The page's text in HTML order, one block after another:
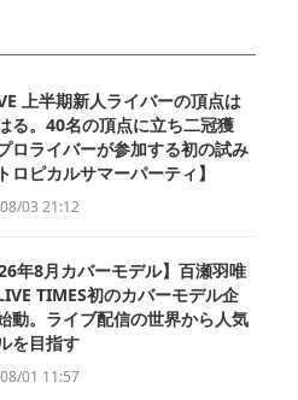
上半期新人ライバーの頂点は
る。40名の頂点に立ち二冠獲
ロライバーが参加する初の試み
ロピカルサマーパーティ】
03 21:12
年8月カバーモデル】百瀬羽唯
TIMES初のカバーモデル企
動。ライブ配信の世界から人気
を目指す
01 11:57